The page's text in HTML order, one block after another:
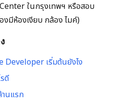
ในกรุงเทพฯ หรือสอบ
งมีห้องเงียบ กล้อง ไมค์)
Developer เริ่มต้นยังไง
ดี
านแรก